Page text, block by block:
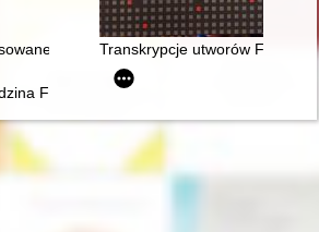
w leczeniu Fryderyka Chopina
Transkrypcje utworów
Fryderyka Chopina i Warszawa w